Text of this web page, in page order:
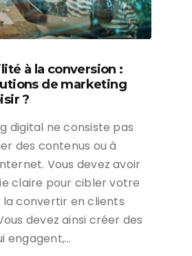
à la conversion :
de marketing
?
digital ne consiste pas
des contenus ou à
Vous devez avoir
claire pour cibler votre
convertir en clients
devez ainsi créer des
engagent,…